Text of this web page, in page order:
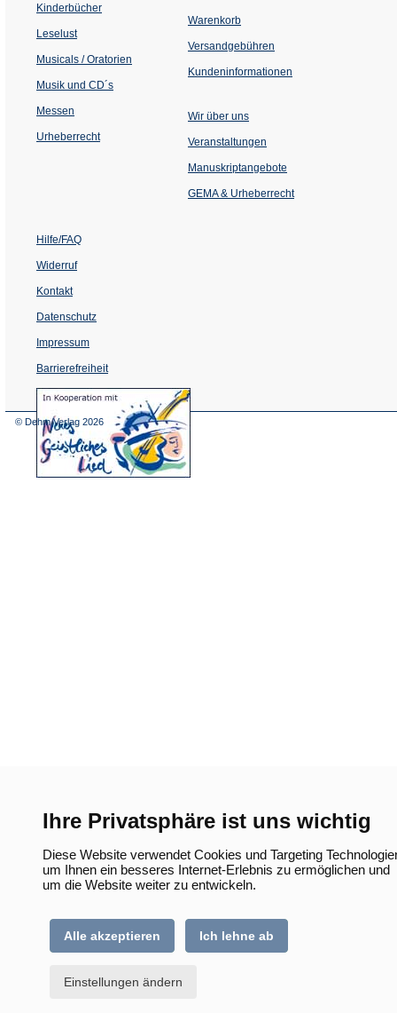
Ihre Privatsphäre ist uns wichtig
Diese Website verwendet Cookies und Targeting
um Ihnen ein besseres Internet-Erlebnis zu ermöglichen und
um die Website weiter zu entwickeln.
Alle akzeptieren Ich lehne ab
Einstellungen ändern
Kinderbücher
Leselust
Musicals / Oratorien
Musik und CD´s
Messen
Urheberrecht
Warenkorb
Versandgebühren
Kundeninformationen
Wir über uns
Veranstaltungen
einem
Tab)
Manuskriptangebote
GEMA & Urheberrecht
Hilfe/FAQ
Widerruf
Kontakt
Datenschutz
Impressum
Barrierefreiheit
(Öffnet
in
© Dehm Verlag 2026